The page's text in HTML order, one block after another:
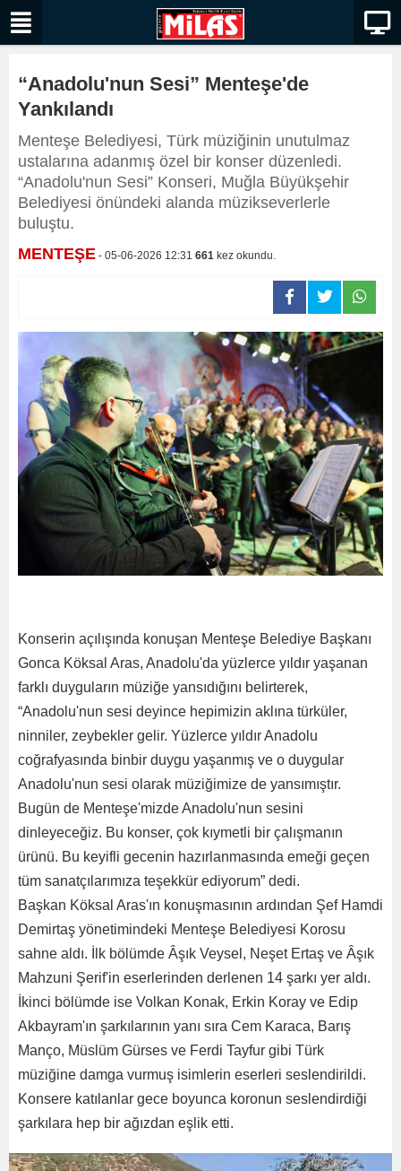
“Anadolu'nun Sesi” Menteşe'de
Yankılandı
Menteşe Belediyesi, Türk müziğinin unutulmaz
ustalarına adanmış özel bir konser düzenledi.
“Anadolu'nun Sesi” Konseri, Muğla Büyükşehir
Belediyesi önündeki alanda müzikseverlerle
buluştu.
MENTEŞE - 05-06-2026 12:31 661 kez okundu.
Konserin açılışında konuşan Menteşe Belediye Başkanı
Gonca Köksal Aras, Anadolu'da yüzlerce yıldır yaşanan
farklı duyguların müziğe yansıdığını belirterek,
“Anadolu'nun sesi deyince hepimizin aklına türküler,
ninniler, zeybekler gelir. Yüzlerce yıldır Anadolu
coğrafyasında binbir duygu yaşanmış ve o duygular
Anadolu'nun sesi olarak müziğimize de yansımıştır.
Bugün de Menteşe'mizde Anadolu'nun sesini
dinleyeceğiz. Bu konser, çok kıymetli bir çalışmanın
ürünü. Bu keyifli gecenin hazırlanmasında emeği geçen
tüm sanatçılarımıza teşekkür ediyorum” dedi.
Başkan Köksal Aras'ın konuşmasının ardından Şef Hamdi
Demirtaş yönetimindeki Menteşe Belediyesi Korosu
sahne aldı. İlk bölümde Âşık Veysel, Neşet Ertaş ve Âşık
Mahzuni Şerif'in eserlerinden derlenen 14 şarkı yer aldı.
İkinci bölümde ise Volkan Konak, Erkin Koray ve Edip
Akbayram'ın şarkılarının yanı sıra Cem Karaca, Barış
Manço, Müslüm Gürses ve Ferdi Tayfur gibi Türk
müziğine damga vurmuş isimlerin eserleri seslendirildi.
Konsere katılanlar gece boyunca koronun seslendirdiği
şarkılara hep bir ağızdan eşlik etti.